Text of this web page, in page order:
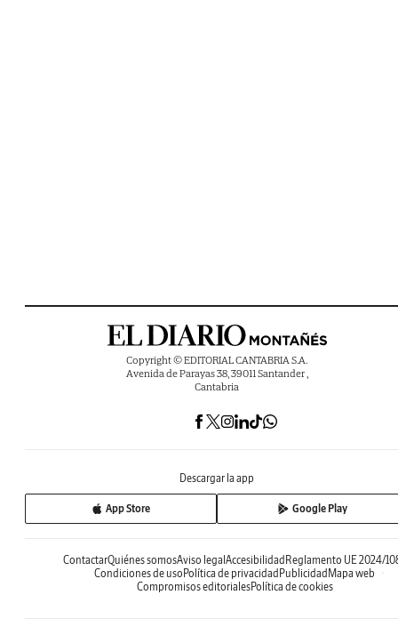
Copyright © EDITORIAL CANTABRIA S.A.
Avenida de Parayas 38, 39011 Santander ,
Cantabria
Descargar la app
App Store Google Play
ContactarQuiénes somosAviso legalAccesibilidadReglamento UE 2024/
Condiciones de usoPolítica de privacidadPublicidadMapa web
Compromisos editorialesPolítica de cookies